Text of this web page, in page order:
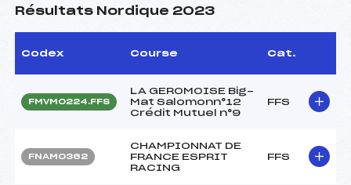
Résultats Nordique 2023
Codex Course Cat.
FMVM0224.FFS
LA GEROMOISE Big-
Mat Salomonn°12
Crédit Mutuel n°9
FFS
FNAM0362
CHAMPIONNAT DE
FRANCE ESPRIT
RACING
FFS